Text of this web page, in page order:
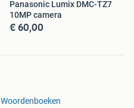
Panasonic Lumix DMC-TZ7
10MP camera
€ 60,00
Woordenboeken